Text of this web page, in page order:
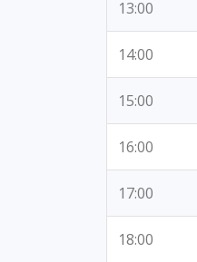
13:00
14:00
15:00
16:00
17:00
18:00